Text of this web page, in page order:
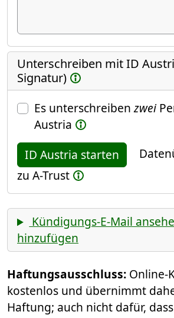
Unterschreiben mit ID
Signatur)
Es unterschreibenzwei
Austria
ID Austria starten
zu A-Trust
Kündigungs-E-Mail
hinzufügen
Haftungsausschluss: Online-
kostenlos und übernimmt
Haftung; auch nicht dafür,